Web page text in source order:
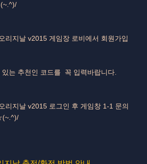
리지날 v2015 게임장 로비에서 회원가입
는 추천인 코드를 꼭 입력바랍니다.
리지날 v2015 로그인 후 게임창 1-1 문의